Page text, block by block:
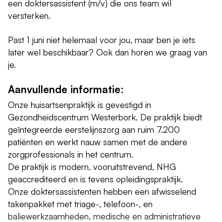
een doktersassistent (m/v) die ons team wil
versterken.
Past 1 juni niet helemaal voor jou, maar ben je iets
later wel beschikbaar? Ook dan horen we graag van
je.
Aanvullende informatie:
Onze huisartsenpraktijk is gevestigd in
Gezondheidscentrum Westerbork. De praktijk biedt
geïntegreerde eerstelijnszorg aan ruim 7.200
patiënten en werkt nauw samen met de andere
zorgprofessionals in het centrum.
De praktijk is modern, vooruitstrevend, NHG
geaccrediteerd en is tevens opleidingspraktijk.
Onze doktersassistenten hebben een afwisselend
takenpakket met triage-, telefoon-, en
baliewerkzaamheden, medische en administratieve